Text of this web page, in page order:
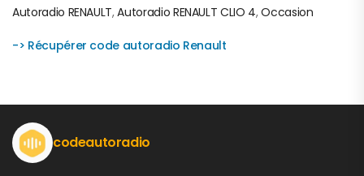
Autoradio RENAULT,Autoradio RENAULT CLIO 4,Occasion
-> Récupérer code autoradio Renault
codeautoradio